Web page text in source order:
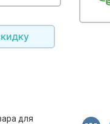
для